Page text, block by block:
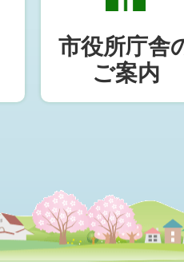
市役所庁舎
ご案内